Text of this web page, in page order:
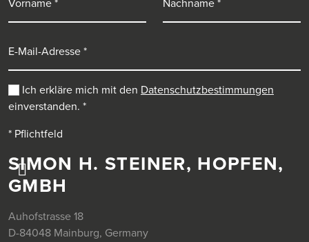
SIMON H. STEINER, HOPFEN,
GMBH
Auhofstrasse 18
D-84048 Mainburg, Germany
Ich erkläre mich mit den Datenschutzbestimmungen
einverstanden. *
* Pflichtfeld